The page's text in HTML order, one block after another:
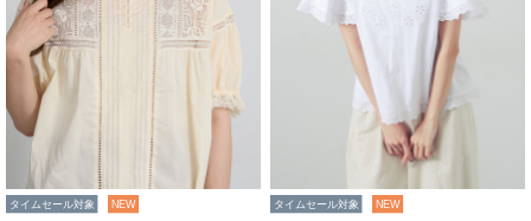
タイムセール対象 NEW タイムセール対象 NEW